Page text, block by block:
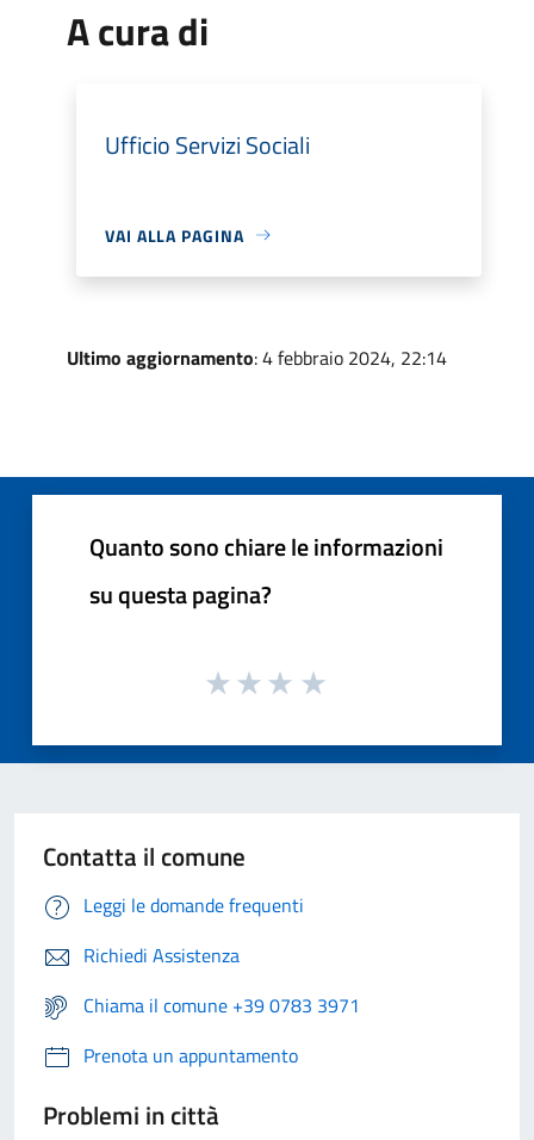
A cura di
Ufficio Servizi Sociali
VAI ALLA PAGINA
Ultimo aggiornamento: 4 febbraio 2024, 22:14
Quanto sono chiare le informazioni
su questa pagina?
Contatta il comune
Leggi le domande frequenti
Richiedi Assistenza
Chiama il comune +39 0783 3971
Prenota un appuntamento
Problemi in città